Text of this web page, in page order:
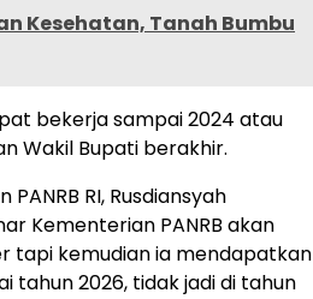
Kesehatan, Tanah Bumbu
bekerja sampai 2024 atau
Wakil Bupati berakhir.
RI, Rusdiansyah
Kementerian PANRB akan
tapi kemudian ia mendapatkan
tahun 2026, tidak jadi di tahun